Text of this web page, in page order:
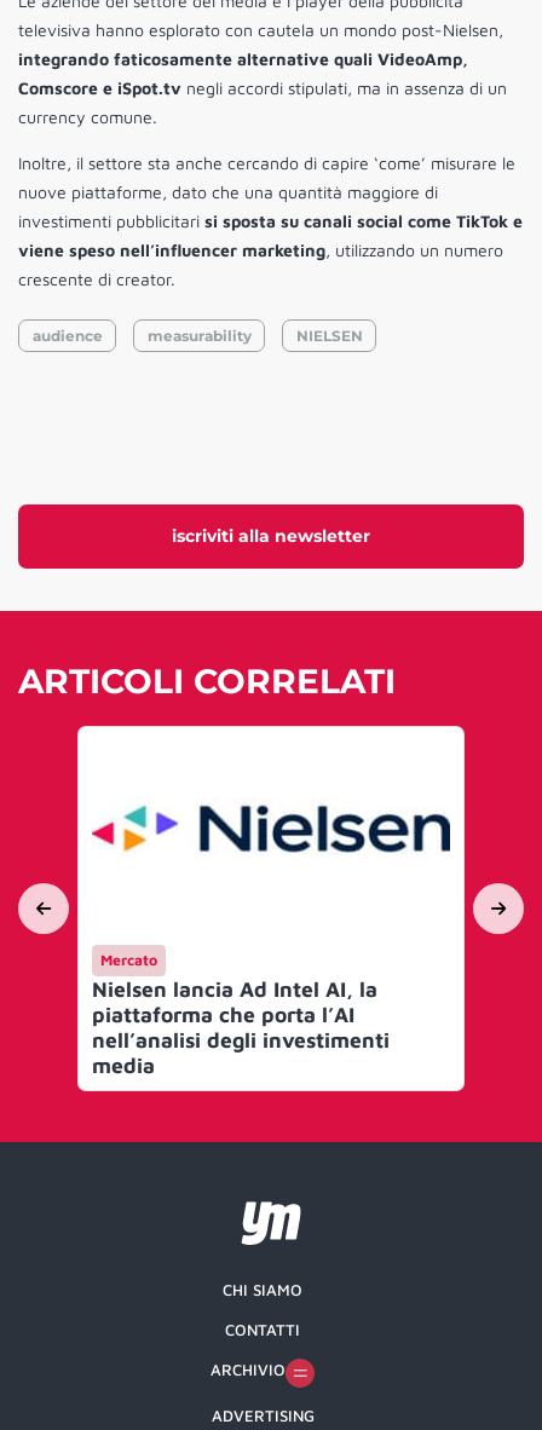
iscriviti alla newsletter
televisiva hanno esplorato con cautela un mondo post-Nielsen,
integrando faticosamente alternative quali VideoAmp,
Comscore e iSpot.tv negli accordi stipulati, ma in assenza di un
currency comune.
Inoltre, il settore sta anche cercando di capire ‘come’ misurare le
nuove piattaforme, dato che una quantità maggiore di
investimenti pubblicitari si sposta su canali social come TikTok e
viene speso nell’influencer marketing, utilizzando un numero
crescente di creator.
audience measurability NIELSEN
ARTICOLI CORRELATI
Mercato
Nielsen lancia Ad Intel AI, la
piattaforma che porta l’AI
nell’analisi degli investimenti
media
CHI SIAMO
CONTATTI
ARCHIVIO
ADVERTISING